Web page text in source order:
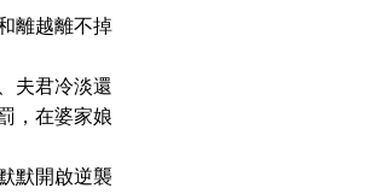
離越離不掉
夫君冷淡還
，在婆家娘
默開啟逆襲